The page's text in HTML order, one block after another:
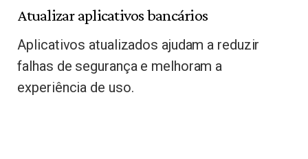
Atualizar aplicativos bancários
Aplicativos atualizados ajudam a reduzir
falhas de segurança e melhoram a
experiência de uso.